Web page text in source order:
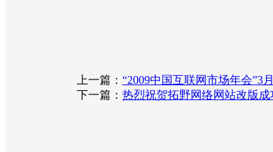
上一篇： “2009中国互联网市场年会”3
下一篇： 热烈祝贺拓野网络网站改版成